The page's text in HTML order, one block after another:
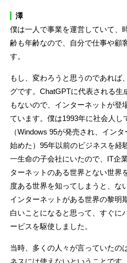
澤
僕は一人で事業を運営していて、
齢も年齢なので、自分で仕事や顧
す。
もし、変わろうと思うのであれば
グです。ChatGPTに代表される生
もないので、インターネットが登
ています。僕は1993年に社会人し
（Windows 95が発売され、イン
始めた）95年以前のビジネスを経
一生命の子会社にいたので、IT企
ターネットのある世界とない世界
度ある世界を知ってしまうと、な
インターネットがある世界の黎明
白いことになると思って、すぐに
ービスを駆使しました。
当時、多くの人々が言っていたの